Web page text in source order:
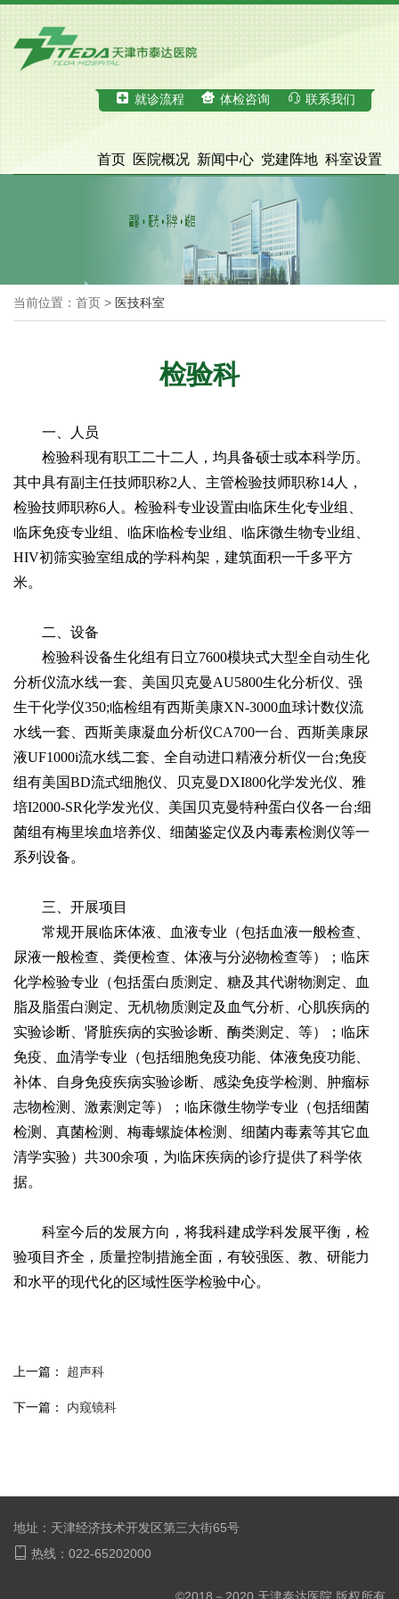
就诊流程 体检咨询 联系我们
首页 医院概况 新闻中心 党建阵地 科室设置
科学研究 医疗服务 体检中心
脑血管病诊治中心
当前位置：首页 > 医技科室
检验科
一、人员
检验科现有职工二十二人，均具备硕士或本科学历。
其中具有副主任技师职称2人、主管检验技师职称14人，
检验技师职称6人。检验科专业设置由临床生化专业组、
临床免疫专业组、临床临检专业组、临床微生物专业组、
HIV初筛实验室组成的学科构架，建筑面积一千多平方
米。
二、设备
检验科设备生化组有日立7600模块式大型全自动生化
分析仪流水线一套、美国贝克曼AU5800生化分析仪、强
生干化学仪350;临检组有西斯美康XN-3000血球计数仪流
水线一套、西斯美康凝血分析仪CA700一台、西斯美康尿
液UF1000i流水线二套、全自动进口精液分析仪一台;免疫
组有美国BD流式细胞仪、贝克曼DXI800化学发光仪、雅
培I2000-SR化学发光仪、美国贝克曼特种蛋白仪各一台;细
菌组有梅里埃血培养仪、细菌鉴定仪及内毒素检测仪等一
系列设备。
三、开展项目
常规开展临床体液、血液专业（包括血液一般检查、
尿液一般检查、粪便检查、体液与分泌物检查等）；临床
化学检验专业（包括蛋白质测定、糖及其代谢物测定、血
脂及脂蛋白测定、无机物质测定及血气分析、心肌疾病的
实验诊断、肾脏疾病的实验诊断、酶类测定、等）；临床
免疫、血清学专业（包括细胞免疫功能、体液免疫功能、
补体、自身免疫疾病实验诊断、感染免疫学检测、肿瘤标
志物检测、激素测定等）；临床微生物学专业（包括细菌
检测、真菌检测、梅毒螺旋体检测、细菌内毒素等其它血
清学实验）共300余项，为临床疾病的诊疗提供了科学依
据。
科室今后的发展方向，将我科建成学科发展平衡，检
验项目齐全，质量控制措施全面，有较强医、教、研能力
和水平的现代化的区域性医学检验中心。
上一篇： 超声科
下一篇： 内窥镜科
地址：天津经济技术开发区第三大街65号
热线：022-65202000